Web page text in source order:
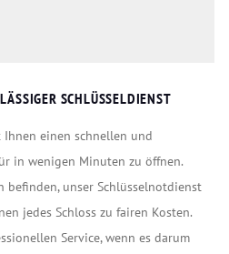
SCHLÜSSELDIENST
einen schnellen und
in wenigen Minuten zu öffnen.
befinden, unser Schlüsselnotdienst
jedes Schloss zu fairen Kosten.
Service, wenn es darum